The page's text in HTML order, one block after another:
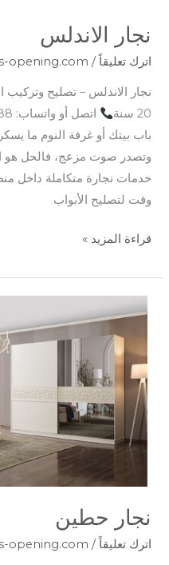
نجار الاندلس
اترك تعليقاً /
opening.com
نجار الاندلس – تصليح وتركيب
20 سنة
باب بيتك أو غرفة النوم ما
وتصدر صوت مزعج، فالحل هو
خدمات نجارة متكاملة داخل
وقت لتصليح الأبواب
قراءة المزيد »
نجار حطين
اترك تعليقاً /
opening.com
نجار